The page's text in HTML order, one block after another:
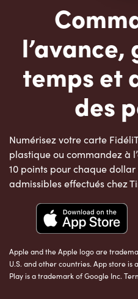
l’avance,
temps et
des
Numérisez votre carte
plastique ou commandez à
10 points pour chaque
admissibles effectués chez
Apple and the Apple logo are
U.S. and other countries. App store is
Play is a trademark of Google Inc.